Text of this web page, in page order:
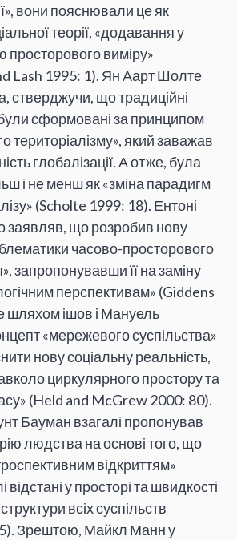
вони пояснювали це як
теорії, «додавання у
просторового виміру»
Lash 1995: 1). Ян Аарт Шолте
стверджучи, що традиційні
були сформовані за принципом
територіалізму», який заважав
глобалізації. А отже, була
і не менш як «зміна парадигм
(Scholte 1999: 18). Ентоні
заявляв, що розробив нову
часово-просторового
запропонувавши її на заміну
перспективам» (Giddens
шляхом ішов і Мануель
«мережевого суспільства»
нову соціальну реальність,
циркулярного простору та
(Held and McGrew 2000: 80).
Бауман взагалі пропонував
людства на основі того, що
відкриттям»
відстані у просторі та швидкості
всіх суспільств
Зрештою, Майкл Манн у